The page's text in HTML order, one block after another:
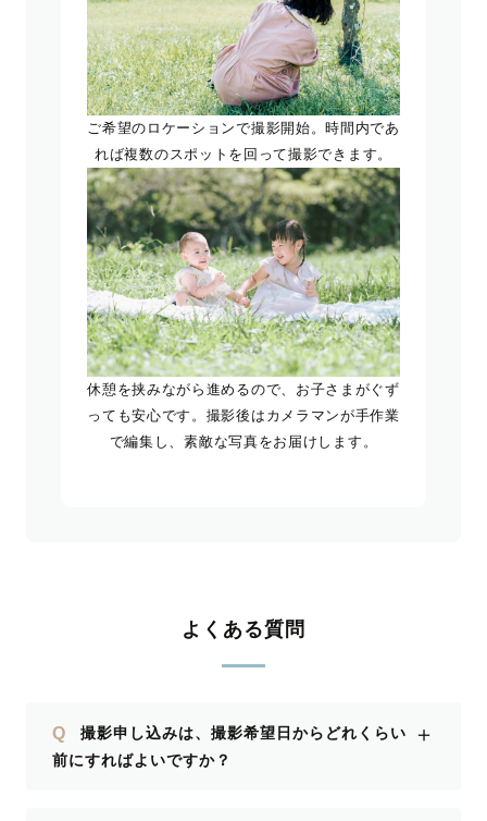
ご希望のロケーションで撮影開始。時間内であ
れば複数のスポットを回って撮影できます。
休憩を挟みながら進めるので、お子さまがぐず
っても安心です。撮影後はカメラマンが手作業
で編集し、素敵な写真をお届けします。
よくある質問
Q
撮影申し込みは、撮影希望日からどれくらい
前にすればよいですか？
＋